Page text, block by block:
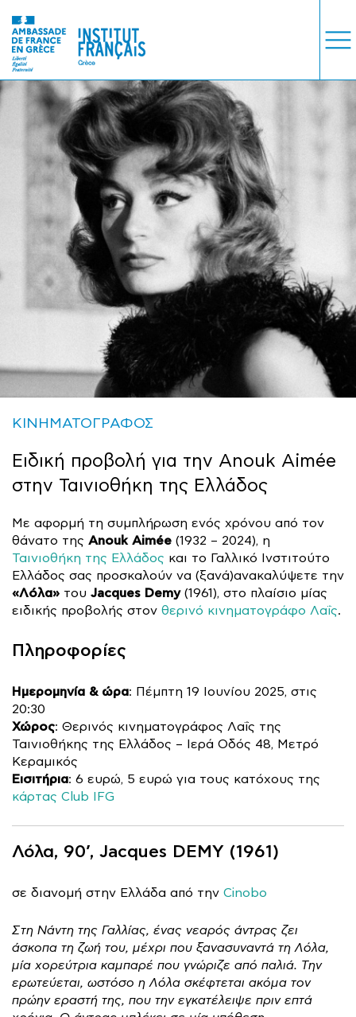
ΜΑΘΗΜΑΤΑ
ΕΞΕΤΑΣΕΙΣ
ΣΠΟΥΔΕΣ
ΒΙΒΛΙΟΘΗΚΗ
ΚΙΝΗΜΑΤΟΓΡΑΦΟΣ
Ειδική προβολή για την Anouk Aimée
στην Ταινιοθήκη της Ελλάδος
Με αφορμή τη συμπλήρωση ενός χρόνου από τον
θάνατο της Anouk Aimée (1932 – 2024), η
Ταινιοθήκη της Ελλάδος και το Γαλλικό Ινστιτούτο
Ελλάδος σας προσκαλούν να (ξανά)ανακαλύψετε την
«Λόλα» του Jacques Demy(1961), στο πλαίσιο μίας
ειδικής προβολής στον θερινό κινηματογράφο Λαΐς.
Πληροφορίες
Ημερομηνία & ώρα: Πέμπτη 19 Ιουνίου 2025, στις
20:30
Χώρος: Θερινός κινηματογράφος Λαΐς της
Ταινιοθήκης της Ελλάδος – Ιερά Οδός 48, Μετρό
Κεραμικός
Εισιτήρια: 6 ευρώ, 5 ευρώ για τους κατόχους της
κάρτας Club IFG
Λόλα, 90’, Jacques DEMY (1961)
σε διανομή στην Ελλάδα από την Cinobo
Στη Νάντη της Γαλλίας, ένας νεαρός άντρας ζει
άσκοπα τη ζωή του, μέχρι που ξανασυναντά τη Λόλα,
μία χορεύτρια καμπαρέ που γνώριζε από παλιά. Την
ερωτεύεται, ωστόσο η Λόλα σκέφτεται ακόμα τον
πρώην εραστή της, που την εγκατέλειψε πριν επτά